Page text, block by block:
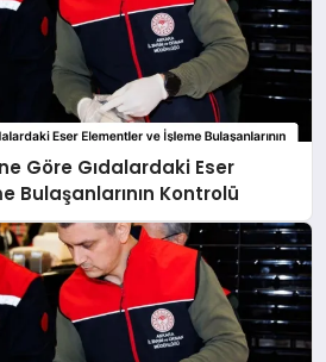
Göre Gıdalardaki Eser
Bulaşanlarının Kontrolü